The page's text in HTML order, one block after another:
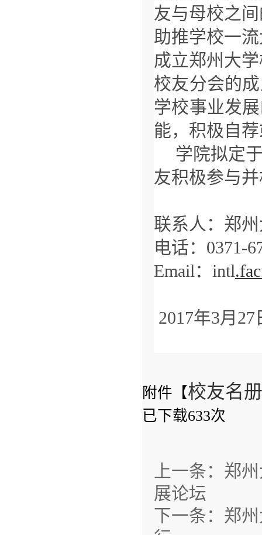
友与母校之
助推学校一
成立郑州大
校友分会的
学校事业发
能，积极自
学院拟定
友积极参与
联系人：郑
电话：0371-
Email：intl.
2017年3月27
附件【校友名
已下载633次
上一条： 郑
展论坛
下一条： 郑